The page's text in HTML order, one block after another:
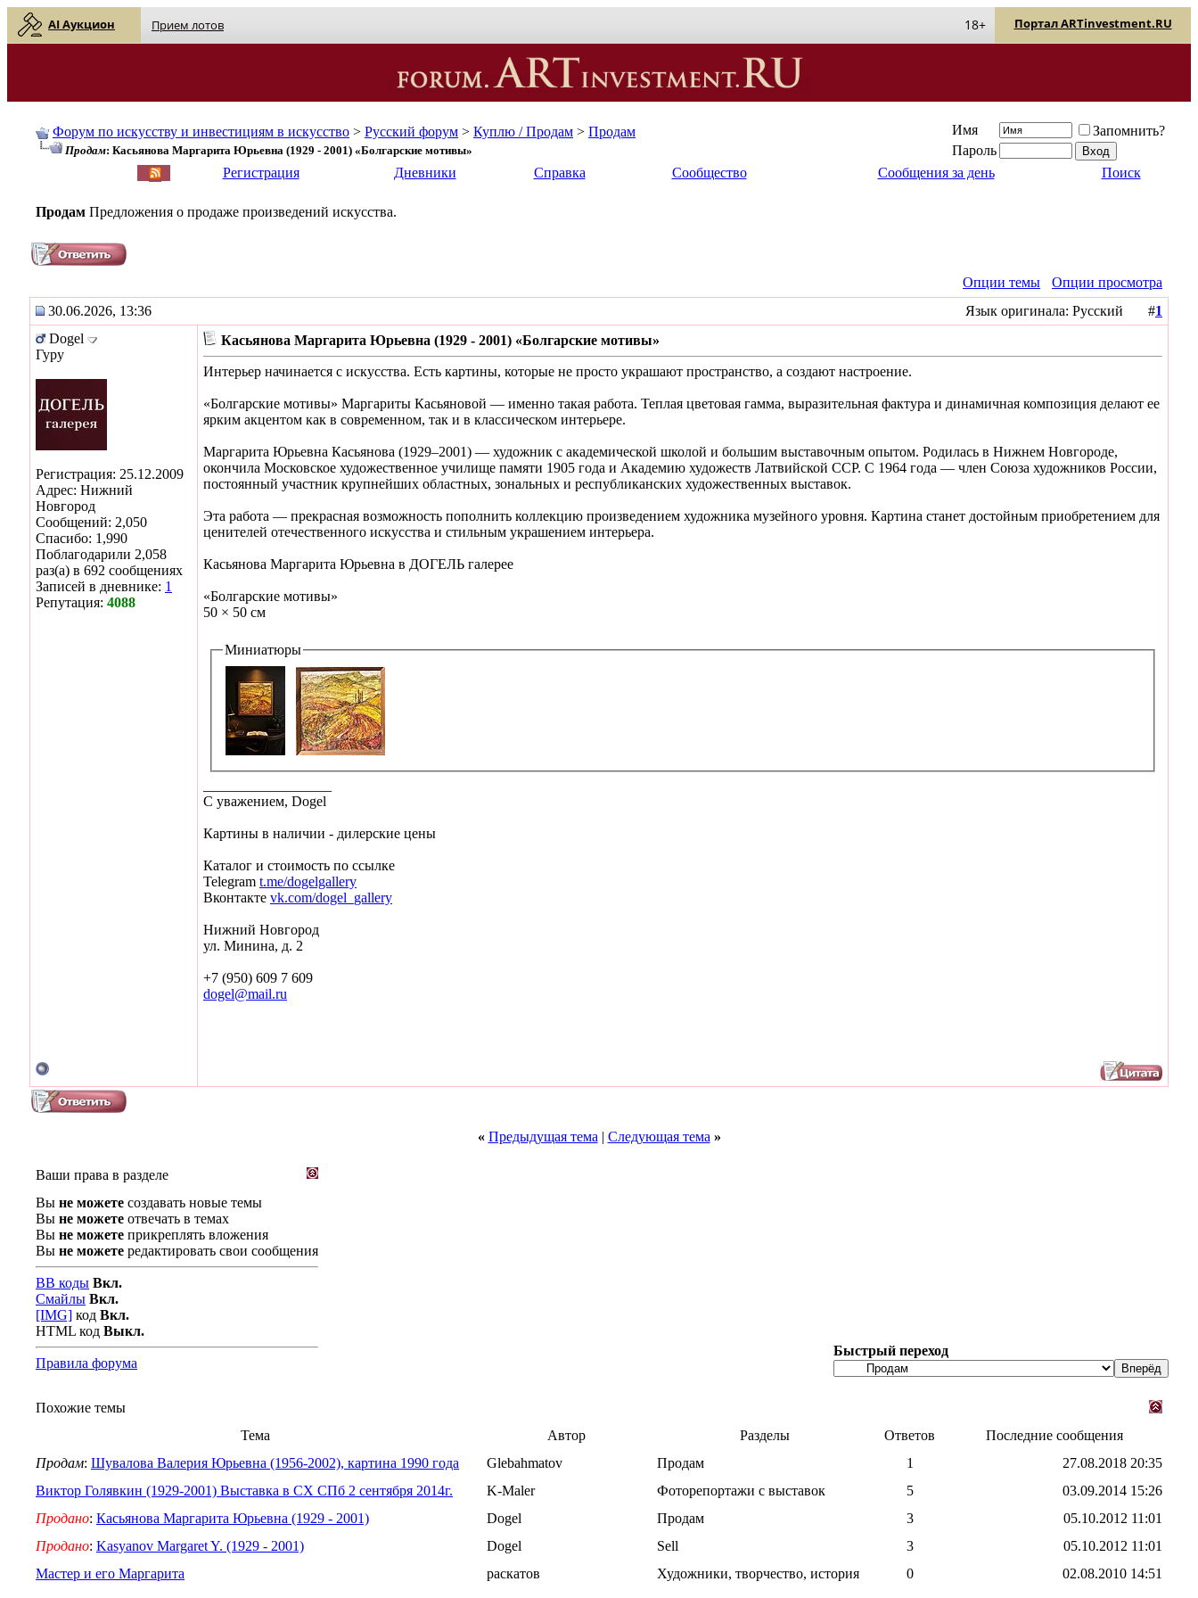
AI Аукцион Прием лотов Портал ARTinvestment.RU
18+
Форум по искусству и инвестициям в искусство > Русский форум > Куплю / Продам > Продам
Продам: Касьянова Маргарита Юрьевна (1929 - 2001) «Болгарские мотивы»
Имя
Запомнить?
Пароль
Регистрация Дневники Справка Сообщество Сообщения за день Поиск
Продам Предложения о продаже произведений искусства.
Опции темы
Опции просмотра
30.06.2026, 13:36
Язык оригинала: Русский #1
Dogel
Гуру
Регистрация: 25.12.2009
Адрес: Нижний
Новгород
Сообщений: 2,050
Спасибо: 1,990
Поблагодарили 2,058
раз(а) в 692 сообщениях
Записей в дневнике: 1
Репутация: 4088
Касьянова Маргарита Юрьевна (1929 - 2001) «Болгарские мотивы»
Интерьер начинается с искусства. Есть картины, которые не просто украшают пространство, а создают настроение.
«Болгарские мотивы» Маргариты Касьяновой — именно такая работа. Теплая цветовая гамма, выразительная фактура и динамичная композиция делают ее
ярким акцентом как в современном, так и в классическом интерьере.
Маргарита Юрьевна Касьянова (1929–2001) — художник с академической школой и большим выставочным опытом. Родилась в Нижнем Новгороде,
окончила Московское художественное училище памяти 1905 года и Академию художеств Латвийской ССР. С 1964 года — член Союза художников России,
постоянный участник крупнейших областных, зональных и республиканских художественных выставок.
Эта работа — прекрасная возможность пополнить коллекцию произведением художника музейного уровня. Картина станет достойным приобретением для
ценителей отечественного искусства и стильным украшением интерьера.
Касьянова Маргарита Юрьевна в ДОГЕЛЬ галерее
«Болгарские мотивы»
50 × 50 см
Миниатюры
С уважением, Dogel
Картины в наличии - дилерские цены
Каталог и стоимость по ссылке
Telegram t.me/dogelgallery
Вконтакте vk.com/dogel_gallery
Нижний Новгород
ул. Минина, д. 2
+7 (950) 609 7 609
dogel@mail.ru
« Предыдущая тема | Следующая тема »
Ваши права в разделе
Вы не можете создавать новые темы
Вы не можете отвечать в темах
Вы не можете прикреплять вложения
Вы не можете редактировать свои сообщения
BB коды Вкл.
Смайлы Вкл.
[IMG] код Вкл.
HTML код Выкл.
Правила форума
Быстрый переход
Похожие темы
Тема
Автор Разделы Ответов
Последние сообщения
Продам: Шувалова Валерия Юрьевна (1956-2002), картина 1990 года Glebahmatov Продам 1 27.08.2018 20:35
Виктор Голявкин (1929-2001) Выставка в СХ СПб 2 сентября 2014г.
K-Maler Фоторепортажи с выставок 5 03.09.2014 15:26
Продано: Касьянова Маргарита Юрьевна (1929 - 2001) Dogel Продам 3 05.10.2012 11:01
Продано: Kasyanov Margaret Y. (1929 - 2001) Dogel Sell 3 05.10.2012 11:01
Мастер и его Маргарита
раскатов Художники, творчество, история 0 02.08.2010 14:51